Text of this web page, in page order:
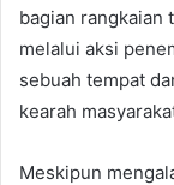
bagian rangkaian
melalui aksi
sebuah tempat
kearah
Meskipun